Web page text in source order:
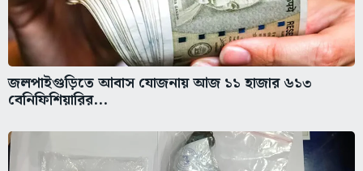
জলপাইগুড়িতে আবাস যোজনায় আজ ১১ হাজার ৬১৩
বেনিফিশিয়ারির...